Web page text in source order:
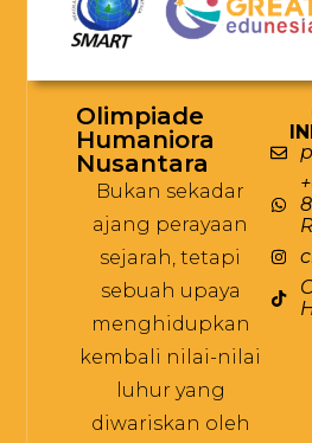
Olimpiade
Humaniora
Nusantara
Bukan sekadar
ajang perayaan
sejarah, tetapi
sebuah upaya
menghidupkan
kembali nilai-nilai
luhur yang
diwariskan oleh